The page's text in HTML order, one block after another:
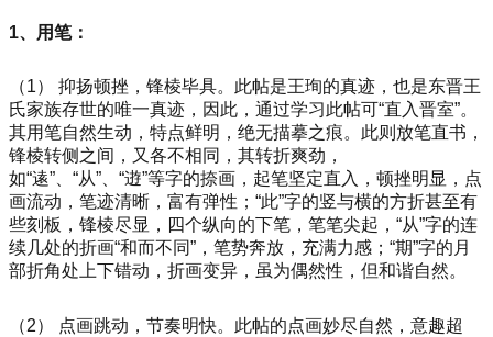
1、用笔：
（1） 抑扬顿挫，锋棱毕具。此帖是王珣的真迹，也是东晋王
氏家族存世的唯一真迹，因此，通过学习此帖可“直入晋室”。
其用笔自然生动，特点鲜明，绝无描摹之痕。此则放笔直书，
锋棱转侧之间，又各不相同，其转折爽劲，
如“逺”、“从”、“逰”等字的捺画，起笔坚定直入，顿挫明显，点
画流动，笔迹清晰，富有弹性；“此”字的竖与横的方折甚至有
些刻板，锋棱尽显，四个纵向的下笔，笔笔尖起，“从”字的连
续几处的折画“和而不同”，笔势奔放，充满力感；“期”字的月
部折角处上下错动，折画变异，虽为偶然性，但和谐自然。
（2） 点画跳动，节奏明快。此帖的点画妙尽自然，意趣超